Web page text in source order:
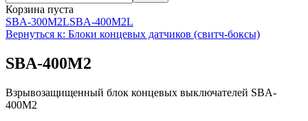
Корзина пуста
SBA-300M2LSBA-400M2L
Вернуться к: Блоки концевых датчиков (свитч-боксы)
SBA-400M2
Взрывозащищенный блок концевых выключателей SBA-
400M2